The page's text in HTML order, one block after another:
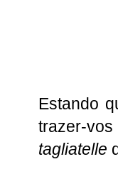
Estando
trazer-vos
tagliatelle